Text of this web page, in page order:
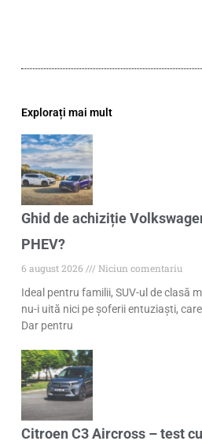
Explorați mai mult
Ghid de achiziție
PHEV?
6 august 2026
Niciun comentariu
Ideal pentru familii, SUV-ul de clasă
nu-i uită nici pe șoferii entuziaști,
Dar pentru
Citroen C3 Aircross – test